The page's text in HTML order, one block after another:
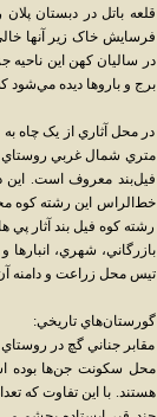
قلعه باتل در دبستان
فرسايش خاک زير آنها
در ساليان کهن اين ناحيه
برج و بارو‌ها ديده مي‌شود
در محل آثاري از يک چاه
متري شمال غربي روستاي
فيل‌بند معروف است. اين
خط‌الراس اين رشته کوه
رشته کوه فيل بند آثار
بازرگاني، شهري،
تيس محل زراعت و دامنه
گورستان‌هاي تاريخي:
مقابر جناني گچ در
محل سکونت جن‌ها بوده
هستند. با اين تفاوت که